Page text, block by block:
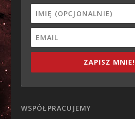
ZAPISZ MNIE!
WSPÓŁPRACUJEMY